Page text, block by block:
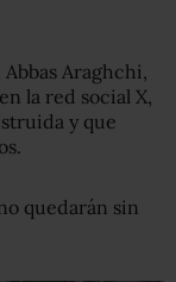
Araghchi,
la red social X,
y que
quedarán sin